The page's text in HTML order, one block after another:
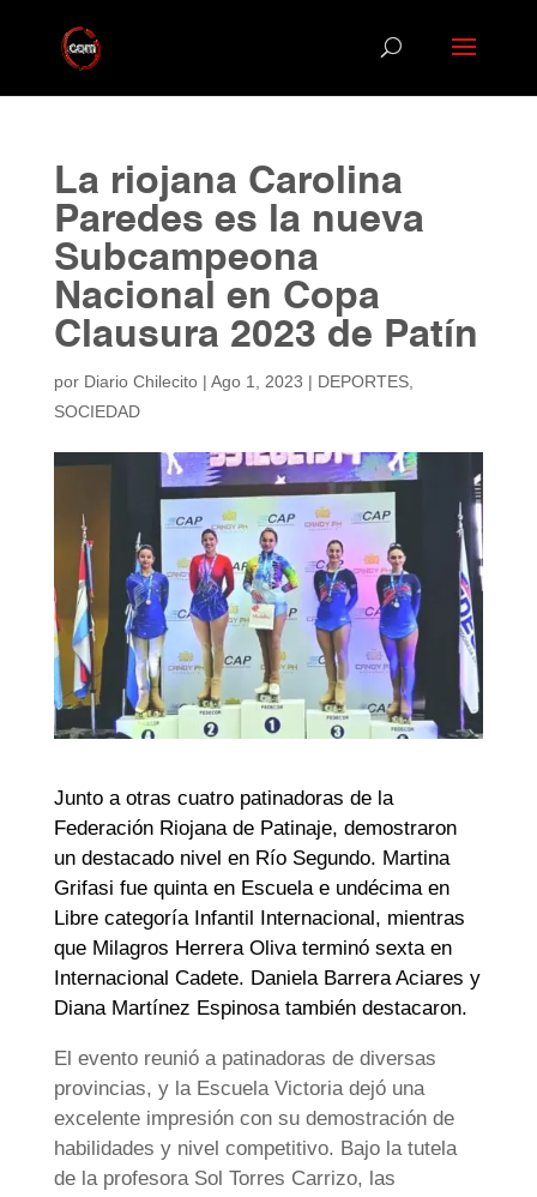
La riojana Carolina
Paredes es la nueva
Subcampeona
Nacional en Copa
Clausura 2023 de Patín
por Diario Chilecito| Ago 1, 2023 | DEPORTES,
SOCIEDAD
Junto a otras cuatro patinadoras de la
Federación Riojana de Patinaje, demostraron
un destacado nivel en Río Segundo. Martina
Grifasi fue quinta en Escuela e undécima en
Libre categoría Infantil Internacional, mientras
que Milagros Herrera Oliva terminó sexta en
Internacional Cadete. Daniela Barrera Aciares y
Diana Martínez Espinosa también destacaron.
El evento reunió a patinadoras de diversas
provincias, y la Escuela Victoria dejó una
excelente impresión con su demostración de
habilidades y nivel competitivo. Bajo la tutela
de la profesora Sol Torres Carrizo, las